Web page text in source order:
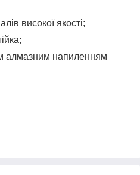
високої якості;
алмазним напиленням